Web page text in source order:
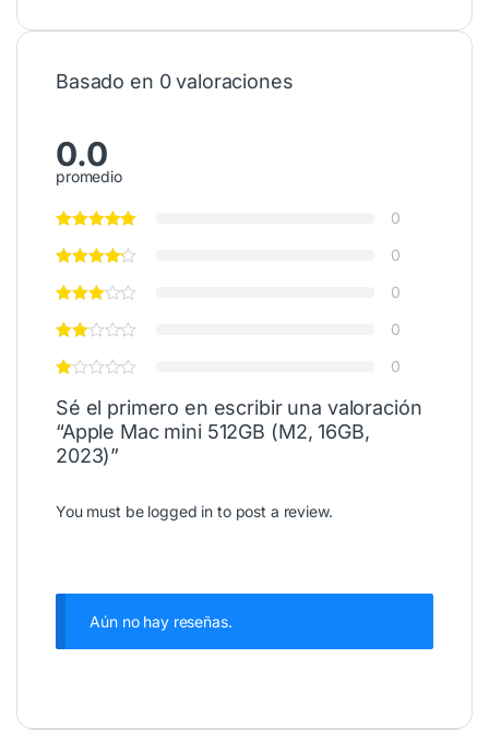
Basado en 0 valoraciones
0.0
promedio
0
0
0
0
0
Sé el primero en escribir una valoración
“Apple Mac mini 512GB (M2, 16GB,
2023)”
You must be logged in to post a review.
Aún no hay reseñas.